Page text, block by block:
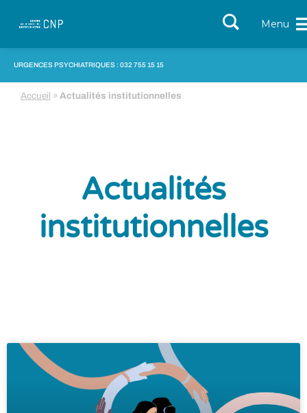
Menu
URGENCES PSYCHIATRIQUES : 032 755 15 15
Accueil » Actualités institutionnelles
Actualités
institutionnelles